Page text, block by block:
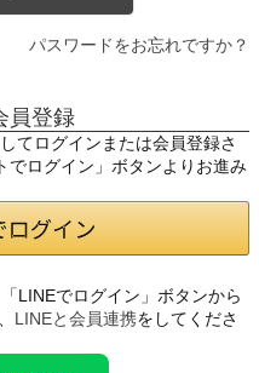
パスワードをお忘れですか？
員登録
てログインまたは会員登録さ
でログイン」ボタンよりお進み
LINEでログイン」ボタンから
LINEと会員連携をしてくださ